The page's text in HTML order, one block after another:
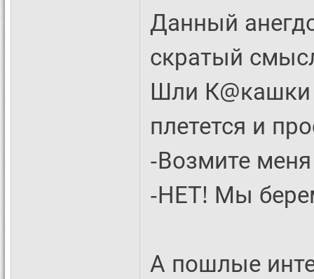
Данный
скратый
Шли К@кашки
плетется и
-Возмите
-НЕТ! Мы
А пошлые